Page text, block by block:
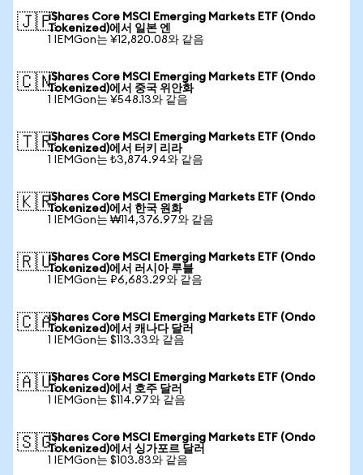
🇯🇵iShares Core MSCI Emerging Markets ETF (Ondo
Tokenized)에서 일본 엔
1 IEMGon는 ¥12,820.08와 같음
🇨🇳iShares Core MSCI Emerging Markets ETF (Ondo
Tokenized)에서 중국 위안화
1 IEMGon는 ¥548.13와 같음
🇹🇷iShares Core MSCI Emerging Markets ETF (Ondo
Tokenized)에서 터키 리라
1 IEMGon는 ₺3,874.94와 같음
🇰🇷iShares Core MSCI Emerging Markets ETF (Ondo
Tokenized)에서 한국 원화
1 IEMGon는 ₩114,376.97와 같음
🇷🇺iShares Core MSCI Emerging Markets ETF (Ondo
Tokenized)에서 러시아 루블
1 IEMGon는 ₽6,683.29와 같음
🇨🇦iShares Core MSCI Emerging Markets ETF (Ondo
Tokenized)에서 캐나다 달러
1 IEMGon는 $113.33와 같음
🇦🇺iShares Core MSCI Emerging Markets ETF (Ondo
Tokenized)에서 호주 달러
1 IEMGon는 $114.97와 같음
🇸🇬iShares Core MSCI Emerging Markets ETF (Ondo
Tokenized)에서 싱가포르 달러
1 IEMGon는 $103.83와 같음